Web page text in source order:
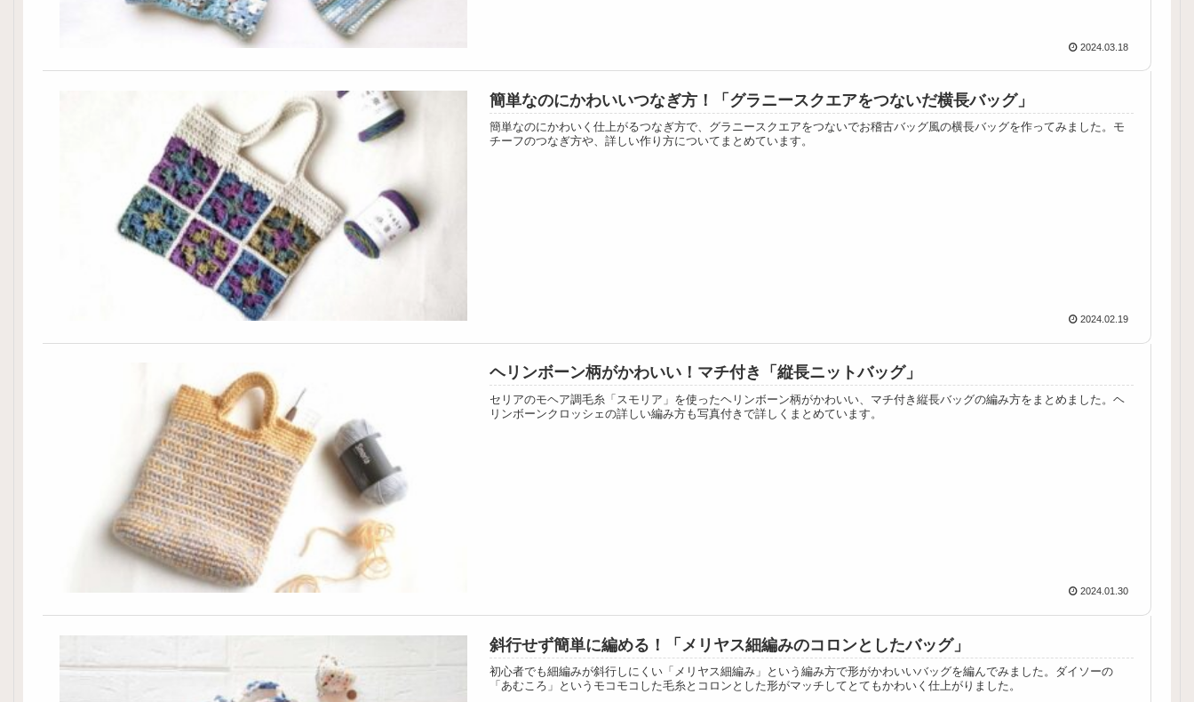
2024.03.18
簡単なのにかわいいつなぎ方！「グラニースクエアをつないだ横長バッグ」
簡単なのにかわいく仕上がるつなぎ方で、グラニースクエアをつないでお稽古バッグ風の横長バッグを作ってみました。モ
チーフのつなぎ方や、詳しい作り方についてまとめています。
2024.02.19
ヘリンボーン柄がかわいい！マチ付き「縦長ニットバッグ」
セリアのモヘア調毛糸「スモリア」を使ったヘリンボーン柄がかわいい、マチ付き縦長バッグの編み方をまとめました。ヘ
リンボーンクロッシェの詳しい編み方も写真付きで詳しくまとめています。
2024.01.30
斜行せず簡単に編める！「メリヤス細編みのコロンとしたバッグ」
初心者でも細編みが斜行しにくい「メリヤス細編み」という編み方で形がかわいいバッグを編んでみました。ダイソーの
「あむころ」というモコモコした毛糸とコロンとした形がマッチしてとてもかわいく仕上がりました。